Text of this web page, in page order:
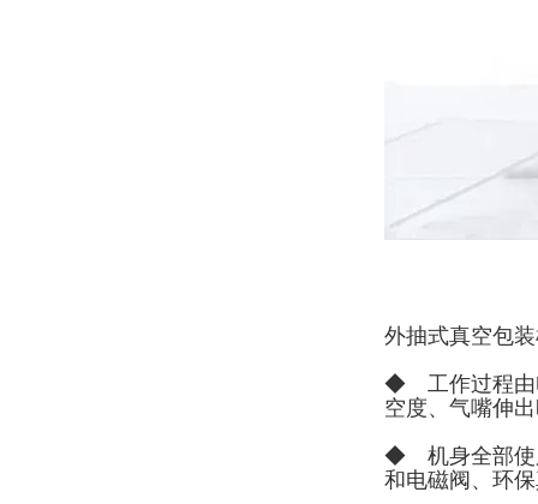
外抽式真空包
◆ 工作过程由
空度、气嘴伸
◆ 机身全部使
和电磁阀、环